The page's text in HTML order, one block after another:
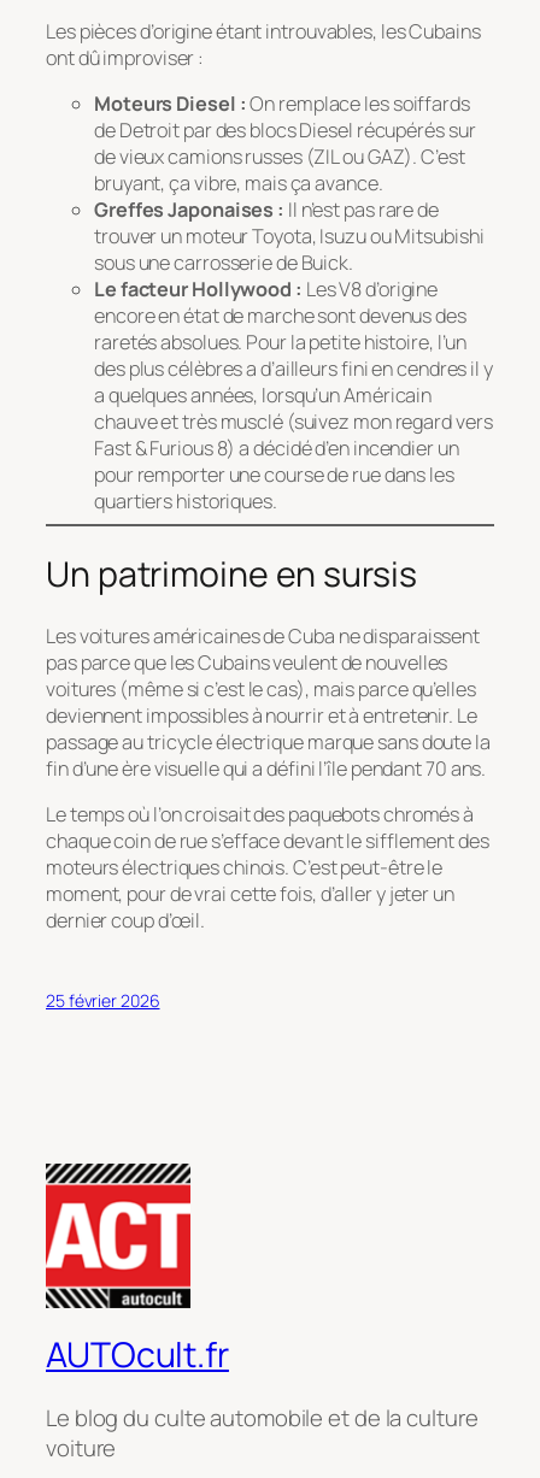
Les pièces d’origine étant introuvables, les Cubains
ont dû improviser :
Moteurs Diesel :On remplace les soiffards
de Detroit par des blocs Diesel récupérés sur
de vieux camions russes (ZIL ou GAZ). C’est
bruyant, ça vibre, mais ça avance.
Greffes Japonaises : Il n’est pas rare de
trouver un moteur Toyota, Isuzu ou Mitsubishi
sous une carrosserie de Buick.
Le facteur Hollywood : Les V8 d’origine
encore en état de marche sont devenus des
raretés absolues. Pour la petite histoire, l’un
des plus célèbres a d’ailleurs fini en cendres il y
a quelques années, lorsqu’un Américain
chauve et très musclé (suivez mon regard vers
Fast & Furious 8) a décidé d’en incendier un
pour remporter une course de rue dans les
quartiers historiques.
Un patrimoine en sursis
Les voitures américaines de Cuba ne disparaissent
pas parce que les Cubains veulent de nouvelles
voitures (même si c’est le cas), mais parce qu’elles
deviennent impossibles à nourrir et à entretenir. Le
passage au tricycle électrique marque sans doute la
fin d’une ère visuelle qui a défini l’île pendant 70 ans.
Le temps où l’on croisait des paquebots chromés à
chaque coin de rue s’efface devant le sifflement des
moteurs électriques chinois. C’est peut-être le
moment, pour de vrai cette fois, d’aller y jeter un
dernier coup d’œil.
25 février 2026
AUTOcult.fr
Le blog du culte automobile et de la culture
voiture